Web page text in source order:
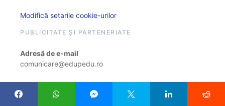
Modifică setarile cookie-urilor
PUBLICITATE ȘI PARTENERIATE
Adresă de e-mail
comunicare@edupedu.ro